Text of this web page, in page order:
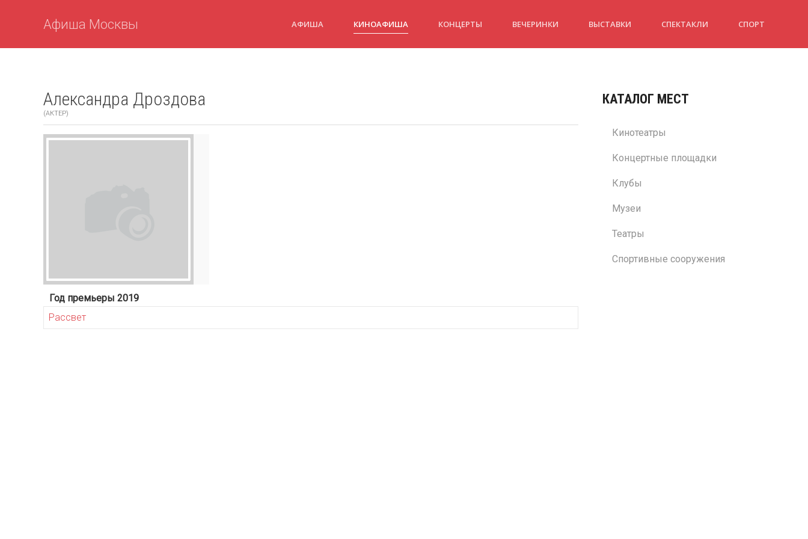
Афиша Москвы АФИША КИНОАФИША КОНЦЕРТЫ ВЕЧЕРИНКИ ВЫСТАВКИ СПЕКТАКЛИ СПОРТ
Александра Дроздова
(АКТЕР)
Год премьеры 2019
Рассвет
КАТАЛОГ МЕСТ
Кинотеатры
Концертные площадки
Клубы
Музеи
Театры
Спортивные сооружения